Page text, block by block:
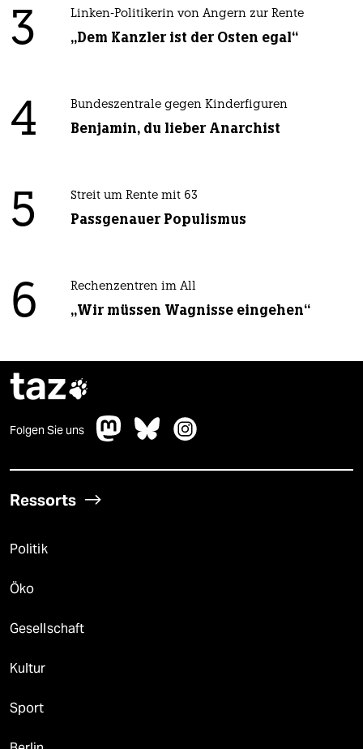
3 Linken-Politikerin von Angern zur Rente
„Dem Kanzler ist der Osten egal“
4 Bundeszentrale gegen Kinderfiguren
Benjamin, du lieber Anarchist
5 Streit um Rente mit 63
Passgenauer Populismus
6 Rechenzentren im All
„Wir müssen Wagnisse eingehen“
taz
Folgen Sie uns
Ressorts
Politik
Öko
Gesellschaft
Kultur
Sport